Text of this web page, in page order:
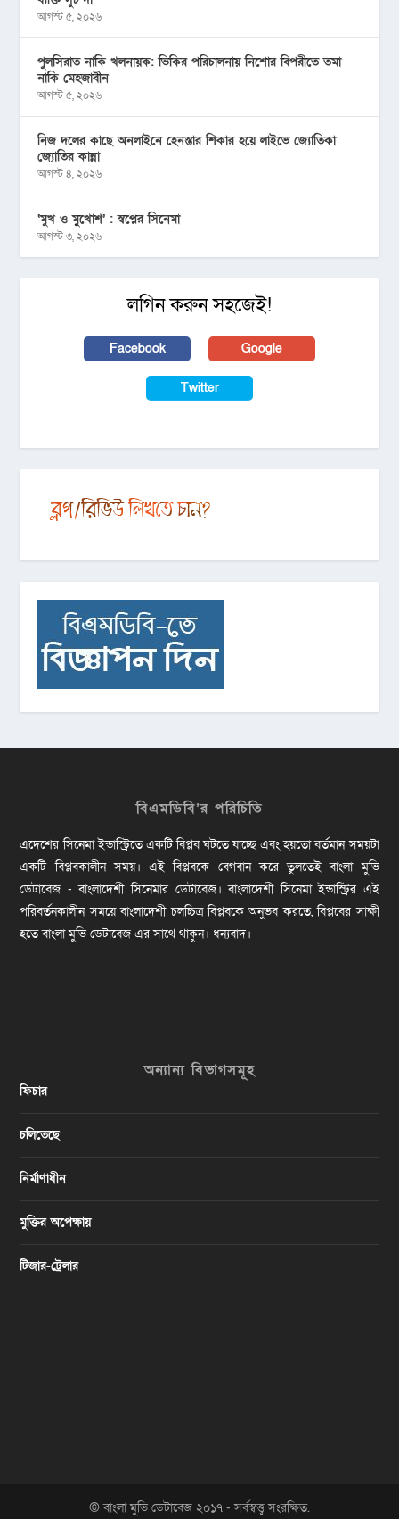
আগস্ট ৫, ২০২৬
পুলসিরাত নাকি খলনায়ক: ভিকির পরিচালনায় নিশোর বিপরীতে তমা
নাকি মেহজাবীন
আগস্ট ৫, ২০২৬
নিজ দলের কাছে অনলাইনে হেনস্তার শিকার হয়ে লাইভে জ্যোতিকা
জ্যোতির কান্না
আগস্ট ৪, ২০২৬
‘মুখ ও মু্খোশ’ : স্বপ্নের সিনেমা
আগস্ট ৩, ২০২৬
লগিন করুন সহজেই!
Facebook Google
Twitter
বিএমডিবি’র পরিচিতি
এদেশের সিনেমা ইন্ডাস্ট্রিতে একটি বিপ্লব ঘটতে যাচ্ছে এবং হয়তো বর্তমান সময়টা
একটি বিপ্লবকালীন সময়। এই বিপ্লবকে বেগবান করে তুলতেই বাংলা মুভি
ডেটাবেজ - বাংলাদেশী সিনেমার ডেটাবেজ। বাংলাদেশী সিনেমা ইন্ডাস্ট্রির এই
পরিবর্তনকালীন সময়ে বাংলাদেশী চলচ্চিত্র বিপ্লবকে অনুভব করতে, বিপ্লবের সাক্ষী
হতে বাংলা মুভি ডেটাবেজ এর সাথে থাকুন। ধন্যবাদ।
অন্যান্য বিভাগসমূহ
ফিচার
চলিতেছে
নির্মাণাধীন
মুক্তির অপেক্ষায়
টিজার-ট্রেলার
© বাংলা মুভি ডেটাবেজ ২০১৭ - সর্বস্বত্ত্ব সংরক্ষিত.